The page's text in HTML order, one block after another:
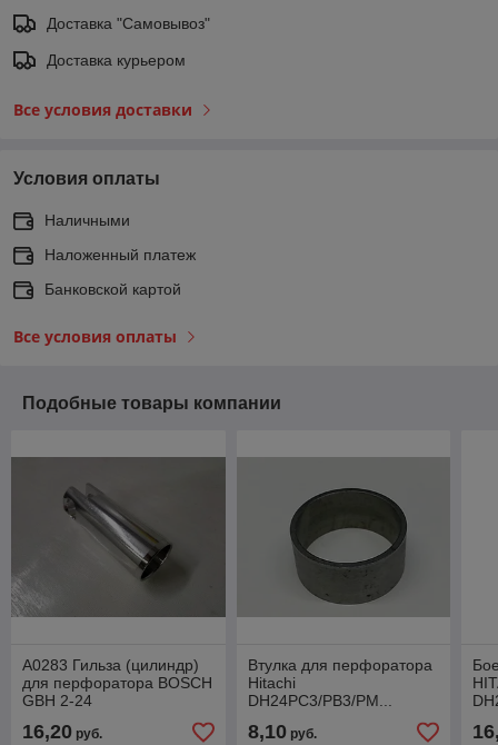
Доставка "Самовывоз"
Доставка курьером
Все условия доставки
Условия оплаты
Наличными
Наложенный платеж
Банковской картой
Все условия оплаты
Подобные товары компании
A0283 Гильза (цилиндр)
для перфоратора BOSCH
GBH 2-24
16,20 руб.
Втулка для перфоратора
Hitachi
DH24PC3/PB3/PM...
8,10руб.